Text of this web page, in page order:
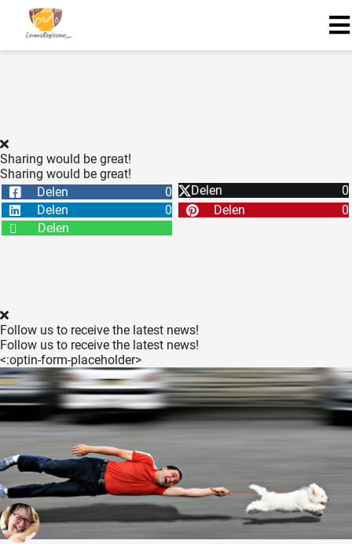
Sharing would be great!
Sharing would be great!
Delen
0 Delen
0
Delen
0 Delen
0
Delen
Follow us to receive the latest news!
Follow us to receive the latest news!
<:optin-form-placeholder>